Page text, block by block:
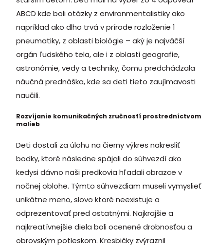
ABCD kde boli otázky z environmentalistiky ako
napríklad ako dlho trvá v prírode rozloženie 1
pneumatiky, z oblasti biológie – aký je najväčší
orgán ľudského tela, ale i z oblasti geografie,
astronómie, vedy a techniky, čomu predchádzala
náučná prednáška, kde sa deti tieto zaujímavosti
naučili.
Rozvíjanie komunikačných zručností prostredníctvom
malieb
Deti dostali za úlohu na čierny výkres nakresliť
bodky, ktoré následne spájali do súhvezdí ako
kedysi dávno naši predkovia hľadali obrazce v
nočnej oblohe. Týmto súhvezdiam museli vymyslieť
unikátne meno, slovo ktoré neexistuje a
odprezentovať pred ostatnými. Najkrajšie a
najkreatívnejšie diela boli ocenené drobnosťou a
obrovským potleskom. Kresbičky zvýraznil